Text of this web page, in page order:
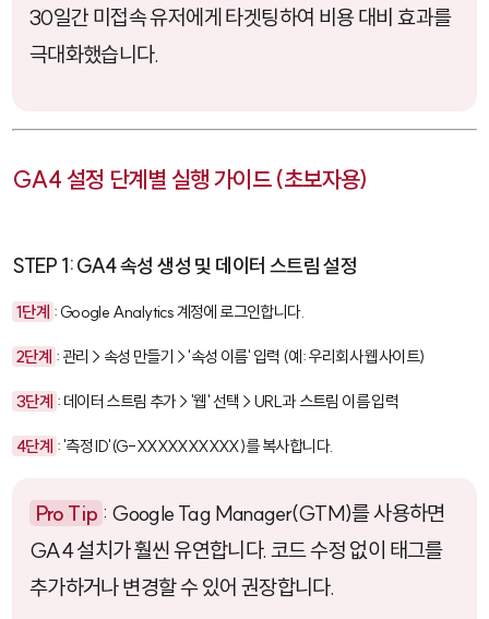
30일간 미접속 유저에게 타겟팅하여 비용 대비 효과를
극대화했습니다.
GA4 설정 단계별 실행 가이드 (초보자용)
STEP 1: GA4 속성 생성 및 데이터 스트림 설정
1단계 : Google Analytics 계정에 로그인합니다.
2단계 : 관리 > 속성 만들기 > '속성 이름' 입력 (예: 우리회사 웹사이트)
3단계 : 데이터 스트림 추가 > '웹' 선택 > URL과 스트림 이름 입력
4단계 : '측정 ID'(G-XXXXXXXXXX)를 복사합니다.
Pro Tip : Google Tag Manager(GTM)를 사용하면
GA4 설치가 훨씬 유연합니다. 코드 수정 없이 태그를
추가하거나 변경할 수 있어 권장합니다.